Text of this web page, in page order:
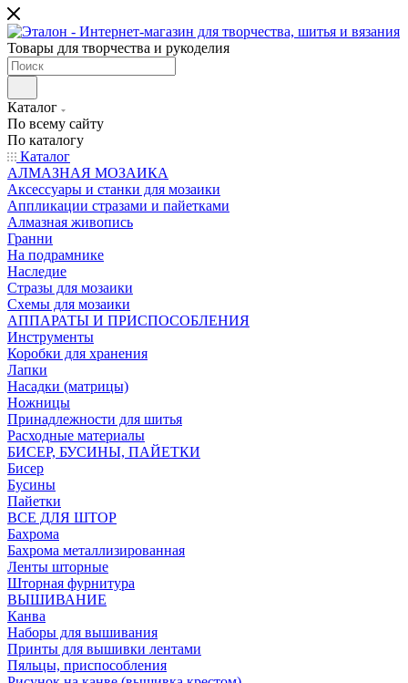
Товары для творчества и рукоделия
Каталог
По всему сайту
По каталогу
Каталог
АЛМАЗНАЯ МОЗАИКА
Аксессуары и станки для мозаики
Аппликации стразами и пайетками
Алмазная живопись
Гранни
На подрамнике
Наследие
Стразы для мозаики
Схемы для мозаики
АППАРАТЫ И ПРИСПОСОБЛЕНИЯ
Инструменты
Коробки для хранения
Лапки
Насадки (матрицы)
Ножницы
Принадлежности для шитья
Расходные материалы
БИСЕР, БУСИНЫ, ПАЙЕТКИ
Бисер
Бусины
Пайетки
ВСЕ ДЛЯ ШТОР
Бахрома
Бахрома металлизированная
Ленты шторные
Шторная фурнитура
ВЫШИВАНИЕ
Канва
Наборы для вышивания
Принты для вышивки лентами
Пяльцы, приспособления